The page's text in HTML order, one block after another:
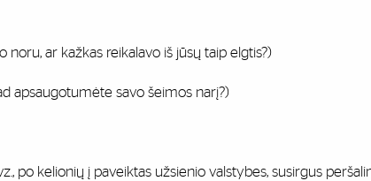
noru, ar kažkas reikalavo iš jūsų taip elgtis?)
apsaugotumėte savo šeimos narį?)
po kelionių į paveiktas užsienio valstybes, susirgus